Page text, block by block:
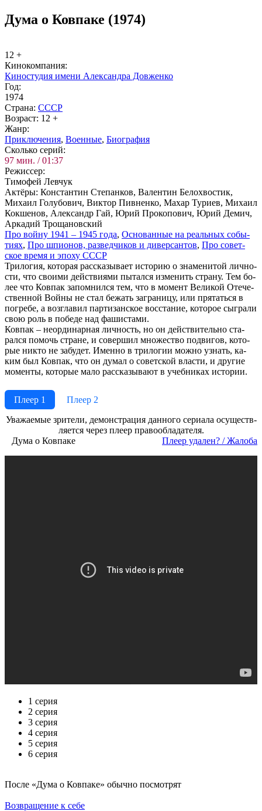
Дума о Ковпаке (1974)
12 +
Ки­но­ком­па­ния:
Киностудия имени Александра Довженко
Год:
1974
Стра­на: СССР
Воз­раст: 12 +
Жанр:
При­клю­че­ния, Во­ен­ные, Био­гра­фия
Сколь­ко се­рий:
97 мин. / 01:37
Ре­жис­сер:
Тимофей Левчук
Ак­тё­ры: Константин Степанков, Валентин Белохвостик,
Михаил Голубович, Виктор Пивненко, Махар Туриев, Михаил
Кокшенов, Александр Гай, Юрий Прокопович, Юрий Демич,
Аркадий Трощановский
Про вой­ну 1941 – 1945 го­да, Ос­но­ван­ные на ре­аль­ных со­бы­
ти­ях, Про шпио­нов, раз­вед­чи­ков и ди­вер­сан­тов, Про со­вет­
ское вре­мя и эпо­ху СССР
Три­ло­гия, ко­то­рая рас­ска­зы­ва­ет ис­то­рию о зна­ме­ни­той лич­но­
сти, что свои­ми дей­ст­вия­ми пы­тал­ся из­ме­нить стра­ну. Тем бо­
лее что Ков­пак за­пом­нил­ся тем, что в мо­мент Ве­ли­кой Оте­че­
ст­вен­ной Вой­ны не стал бе­жать за­гра­ни­цу, или пря­тать­ся в
по­гре­бе, а воз­гла­вил пар­ти­зан­ское вос­ста­ние, ко­то­рое сыг­ра­ли
свою роль в по­бе­де над фа­ши­ста­ми.
Ков­пак – не­ор­ди­нар­ная лич­ность, но он дей­ст­ви­тель­но ста­
рал­ся по­мочь стра­не, и со­вер­шил мно­же­ст­во под­ви­гов, ко­то­
рые ни­кто не за­бу­дет. Имен­но в три­ло­гии мож­но уз­нать, ка­
ким был Ков­пак, что он ду­мал о со­вет­ской вла­сти, и дру­гие
мо­мен­ты, ко­то­рые ма­ло рас­ска­зы­ва­ют в учеб­ни­ках ис­то­рии.
Плеер 1
Плеер 2
Ува­жае­мые зри­те­ли, де­мон­ст­ра­ция дан­но­го се­риа­ла осу­ще­ст­в­
ля­ет­ся че­рез пле­ер пра­во­об­ла­да­те­ля.
Дума о Ковпаке
Пле­ер уда­лен? / Жа­ло­ба
1 серия
2 серия
3 серия
4 серия
5 серия
6 серия
По­сле «Дума о Ковпаке» обыч­но по­смот­рят
Возвращение к себе